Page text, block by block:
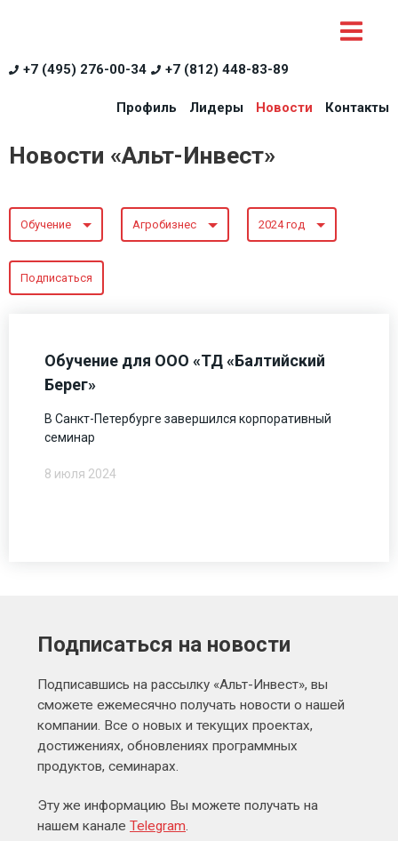
+7 (495) 276-00-34 +7 (812) 448-83-89
Профиль Лидеры Новости Контакты
Новости «Альт-Инвест»
Обучение Агробизнес 2024 год
Подписаться
Обучение для ООО «ТД «Балтийский
Берег»
В Санкт-Петербурге завершился корпоративный
семинар
8 июля 2024
Подписаться на новости
Подписавшись на рассылку «Альт-Инвест», вы
сможете ежемесячно получать новости о нашей
компании. Все о новых и текущих проектах,
достижениях, обновлениях программных
продуктов, семинарах.
Эту же информацию Вы можете получать на
нашем канале Telegram.